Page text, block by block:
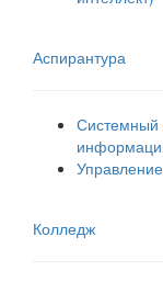
Аспирантура
Системный
Колледж